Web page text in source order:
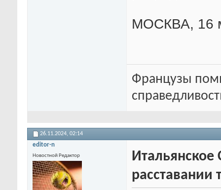
МОСКВА, 16
Французы
26.11.2024, 02:14
editor-n
Новостной Редактор
расставании